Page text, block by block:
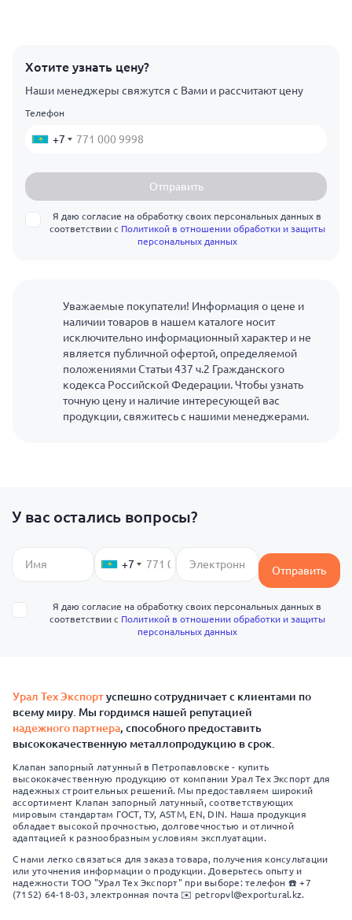
Хотите узнать цену?
Наши менеджеры свяжутся с Вами и рассчитают цену
Телефон
+7
Отправить
Я даю согласие на обработку своих персональных данных в
соответствии с Политикой в отношении обработки и защиты
персональных данных
Уважаемые покупатели! Информация о цене и
наличии товаров в нашем каталоге носит
исключительно информационный характер и не
является публичной офертой, определяемой
положениями Статьи 437 ч.2 Гражданского
кодекса Российской Федерации. Чтобы узнать
точную цену и наличие интересующей вас
продукции, свяжитесь с нашими менеджерами.
У вас остались вопросы?
+7 Отправить
Я даю согласие на обработку своих персональных данных в
соответствии с Политикой в отношении обработки и защиты
персональных данных
Урал Тех Экспортуспешно сотрудничает с клиентами по
всему миру. Мы гордимся нашей репутацией
надежного партнера, способного предоставить
высококачественную металлопродукцию в срок.
Клапан запорный латунный в Петропавловске - купить
высококачественную продукцию от компании Урал Тех Экспорт для
надежных строительных решений. Мы предоставляем широкий
ассортимент Клапан запорный латунный, соответствующих
мировым стандартам ГОСТ, ТУ, ASTM, EN, DIN. Наша продукция
обладает высокой прочностью, долговечностью и отличной
адаптацией к разнообразным условиям эксплуатации.
С нами легко связаться для заказа товара, получения консультации
или уточнения информации о продукции. Доверьтесь опыту и
надежности ТОО "Урал Тех Экспорт" при выборе: телефон ☎️ +7
(7152) 64-18-03, электронная почта ✉️ petropvl@exportural.kz.